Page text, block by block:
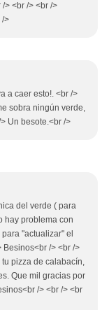
> <br /> <br />
/>
a caer esto!. <br />
sobra ningún verde,
Un besote.<br />
del verde ( para
hay problema con
"actualizar" el
Besinos<br /> <br />
pizza de calabacín,
Que mil gracias por
/> <br /> <br